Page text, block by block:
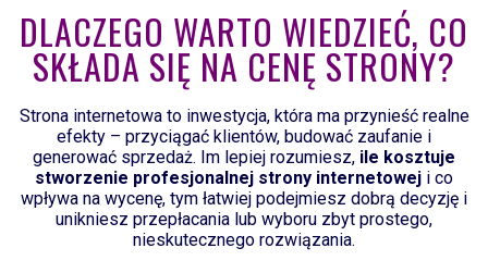
DLACZEGO WARTO WIEDZIEĆ, CO
SKŁADA SIĘ NA CENĘ STRONY?
Strona internetowa to inwestycja, która ma przynieść realne
efekty – przyciągać klientów, budować zaufanie i
generować sprzedaż. Im lepiej rozumiesz, ile kosztuje
stworzenie profesjonalnej strony internetowej i co
wpływa na wycenę, tym łatwiej podejmiesz dobrą decyzję i
unikniesz przepłacania lub wyboru zbyt prostego,
nieskutecznego rozwiązania.